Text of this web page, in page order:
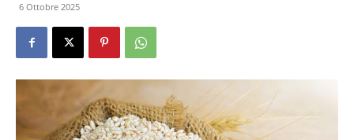
6 Ottobre 2025